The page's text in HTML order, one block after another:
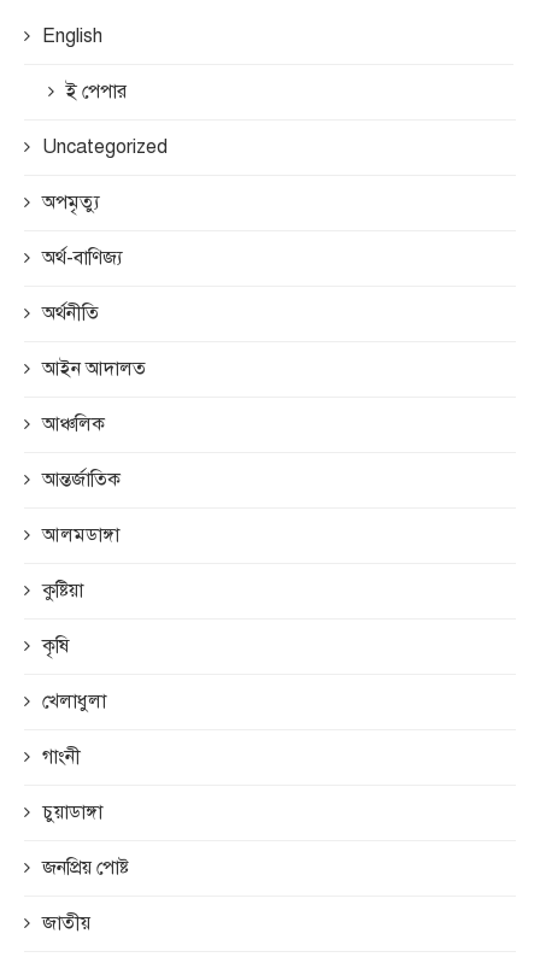
English
ই পেপার
Uncategorized
অপমৃত্যু
অর্থ-বাণিজ্য
অর্থনীতি
আইন আদালত
আঞ্চলিক
আন্তর্জাতিক
আলমডাঙ্গা
কুষ্টিয়া
কৃষি
খেলাধুলা
গাংনী
চুয়াডাঙ্গা
জনপ্রিয় পোষ্ট
জাতীয়